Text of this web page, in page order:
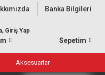
Banka Bilgileri
Giriş Yap
Sepetim
Aksesuarlar